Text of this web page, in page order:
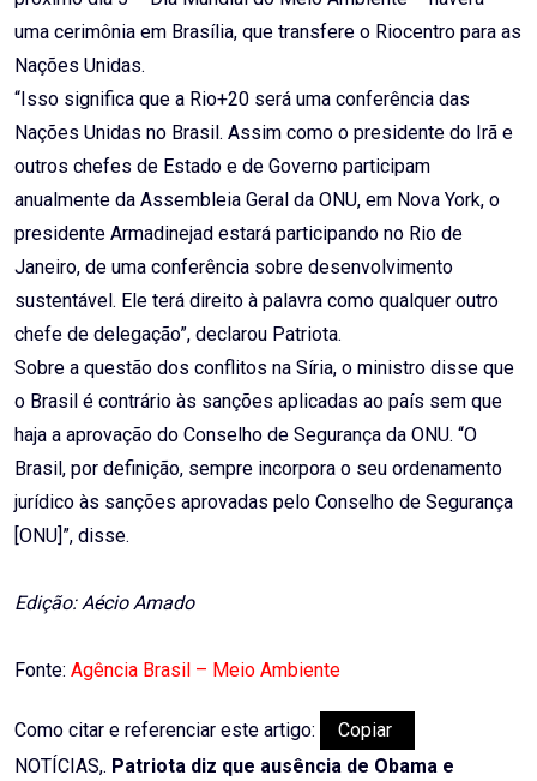
uma cerimônia em Brasília, que transfere o Riocentro para as
Nações Unidas.
“Isso significa que a Rio+20 será uma conferência das
Nações Unidas no Brasil. Assim como o presidente do Irã e
outros chefes de Estado e de Governo participam
anualmente da Assembleia Geral da ONU, em Nova York, o
presidente Armadinejad estará participando no Rio de
Janeiro, de uma conferência sobre desenvolvimento
sustentável. Ele terá direito à palavra como qualquer outro
chefe de delegação”, declarou Patriota.
Sobre a questão dos conflitos na Síria, o ministro disse que
o Brasil é contrário às sanções aplicadas ao país sem que
haja a aprovação do Conselho de Segurança da ONU. “O
Brasil, por definição, sempre incorpora o seu ordenamento
jurídico às sanções aprovadas pelo Conselho de Segurança
[ONU]”, disse.
Edição: Aécio Amado
Fonte: Agência Brasil – Meio Ambiente
Como citar e referenciar este artigo:
Copiar
NOTÍCIAS,. Patriota diz que ausência de Obama e